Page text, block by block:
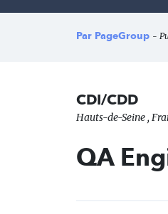
de
l'engagement
Par PageGroup -
CDI/CDD
Hauts-de-Seine ,
QA